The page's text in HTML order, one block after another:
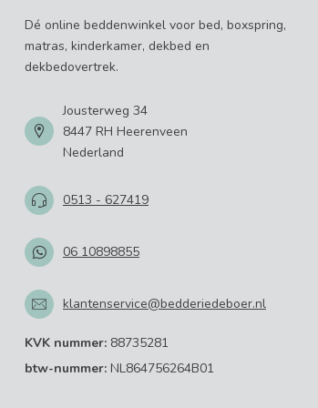
Dé online beddenwinkel voor bed, boxspring,
matras, kinderkamer, dekbed en
dekbedovertrek.
Jousterweg 34
8447 RH Heerenveen
Nederland
0513 - 627419
06 10898855
klantenservice@bedderiedeboer.nl
KVK nummer: 88735281
btw-nummer: NL864756264B01